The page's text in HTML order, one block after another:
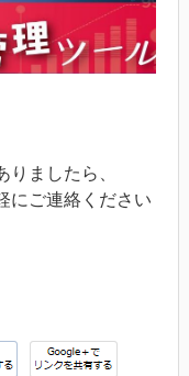
ましたら、
にご連絡ください